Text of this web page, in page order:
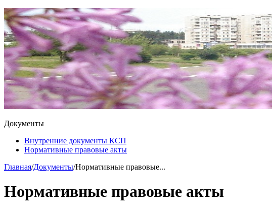
Документы
Внутренние документы КСП
Нормативные правовые акты
Главная/Документы/Нормативные правовые...
Нормативные правовые акты